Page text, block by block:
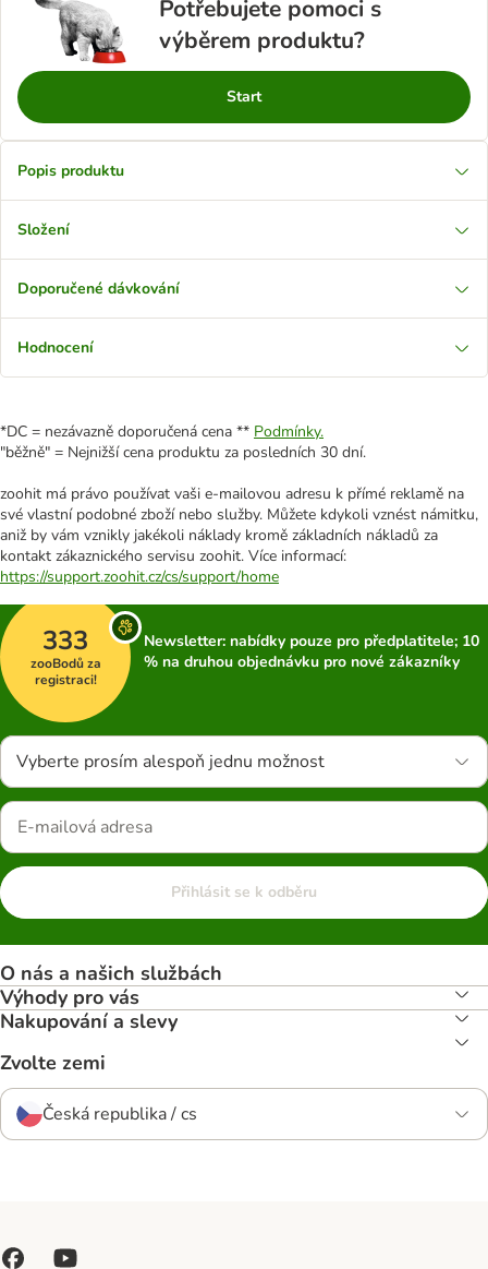
Potřebujete pomoci s
výběrem produktu?
Start
Popis produktu
Složení
Doporučené dávkování
Hodnocení
*DC = nezávazně doporučená cena ** Podmínky.
"běžně" = Nejnižší cena produktu za posledních 30 dní.
zoohit má právo používat vaši e-mailovou adresu k přímé reklamě na
své vlastní podobné zboží nebo služby. Můžete kdykoli vznést námitku,
aniž by vám vznikly jakékoli náklady kromě základních nákladů za
kontakt zákaznického servisu zoohit. Více informací:
https://support.zoohit.cz/cs/support/home
333
zooBodů za
registraci!
Newsletter: nabídky pouze pro předplatitele; 10
% na druhou objednávku pro nové zákazníky
Vyberte prosím alespoň jednu možnost
Přihlásit se k odběru
O nás a našich službách
Výhody pro vás
Nakupování a slevy
Zvolte zemi
Česká republika / cs